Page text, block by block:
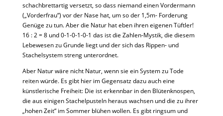
schachbrettartig versetzt, so dass niemand einen Vordermann
(„Vorderfrau“) vor der Nase hat, um so der 1,5m- Forderung
Genüge zu tun. Aber die Natur hat eben ihren eigenen Tüftler!
16 : 2 = 8 und 0-1-0-1-0-1 das ist die Zahlen-Mystik, die diesem
Lebewesen zu Grunde liegt und der sich das Rippen- und
Stachelsystem streng unterordnet.
Aber Natur wäre nicht Natur, wenn sie ein System zu Tode
reiten würde. Es gibt hier im Gegensatz dazu auch eine
künstlerische Freiheit: Die ist erkennbar in den Blütenknospen,
die aus einigen Stachelpusteln heraus wachsen und die zu ihrer
„hohen Zeit“ im Sommer blühen wollen. Es gibt ringsum und